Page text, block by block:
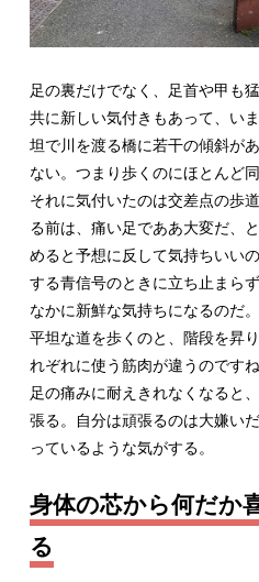
足の裏だけでなく、足首や甲も
共に新しい気付きもあって、い
坦で川を渡る橋に若干の傾斜が
ない。つまり歩くのにほとんど
それに気付いたのは交差点の歩
る前は、痛い足でああ大変だ、
めると予想に反して気持ちいい
する青信号のときに立ち止まら
なかに新鮮な気持ちになるのだ。
平坦な道を歩くのと、階段を昇
れぞれに使う筋肉が違うのです
足の痛みに耐えきれなくなると
張る。自分は頑張るのは大嫌い
っているような気がする。
身体の芯から何だか
る